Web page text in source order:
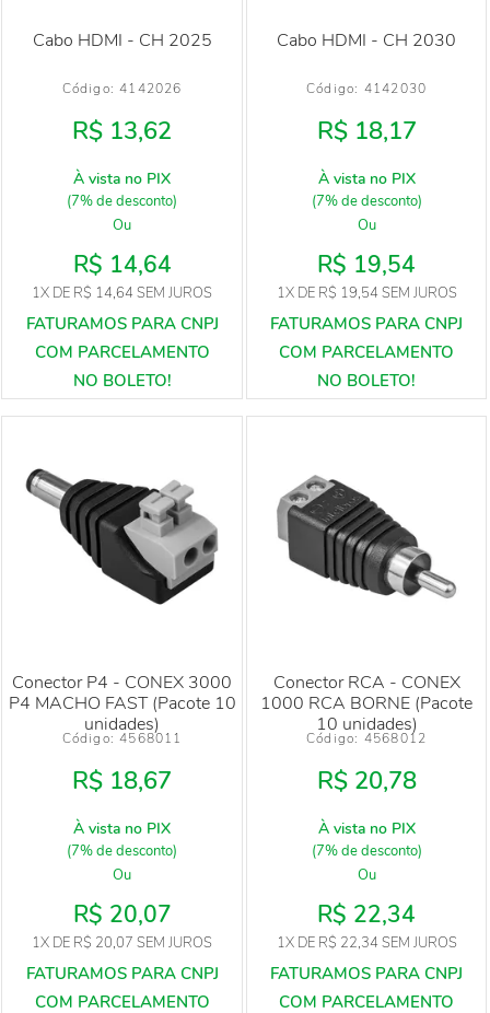
Cabo HDMI - CH 2025
Código: 4142026
R$ 13,62
À vista no PIX
(7% de desconto)
Ou
R$ 14,64
1X DE R$ 14,64 SEM JUROS
Cabo HDMI - CH 2030
Código: 4142030
R$ 18,17
À vista no PIX
(7% de desconto)
Ou
R$ 19,54
1XDE R$ 19,54 SEM JUROS
Conector P4 - CONEX 3000
P4 MACHO FAST (Pacote 10
unidades)
Código: 4568011
R$ 18,67
À vista no PIX
(7% de desconto)
Ou
R$ 20,07
1X DE R$ 20,07 SEM JUROS
Conector RCA - CONEX
1000 RCA BORNE (Pacote
10 unidades)
Código: 4568012
R$ 20,78
À vista no PIX
(7% de desconto)
Ou
R$ 22,34
1XDE R$ 22,34 SEM JUROS